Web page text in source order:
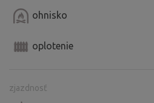
ohnisko
oplotenie
zjazdnosť